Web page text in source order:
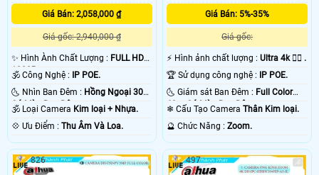
Giá Bán: 2,058,000 ₫
Giá gốc: 2,940,000 ₫
✨ Hình Ành Chất Lượng : FULL HD
1080P .
🕉️ Công Nghệ :
IP POE.
🌜 Nhìn Ban Đêm : Hồng Ngoại 30m
Có Màu Ban Ðêm.
🕉️ Loại Camera Kim loại + Nhựa.
️💠 Ưu Điểm : Thu Âm Và Loa.
Giá Bán: 5%-35%
Giá gốc:
️⚡ Hình ảnh chất lượng :Ultra 4k 👍🏾 .
🏆 Sử dụng công nghệ :
IP POE.
🌜 Giám sát Ban Đêm : Full Color
60m Có Màu Ban Ðêm.
❄ Cấu Tạo CameraThân Kim loại.
️🔮 Chức Năng :Zoom.
826 497